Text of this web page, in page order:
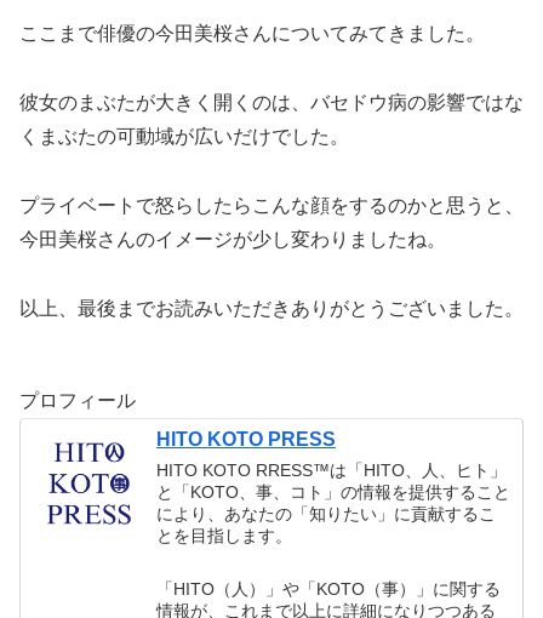
ここまで俳優の今田美桜さんについてみてきました。
彼女のまぶたが大きく開くのは、バセドウ病の影響ではな
くまぶたの可動域が広いだけでした。
プライベートで怒らしたらこんな顔をするのかと思うと、
今田美桜さんのイメージが少し変わりましたね。
以上、最後までお読みいただきありがとうございました。
プロフィール
HITO KOTO PRESS
HITO KOTO RRESS™︎は「HITO、人、ヒト」
と「KOTO、事、コト」の情報を提供すること
により、あなたの「知りたい」に貢献するこ
とを目指します。
「HITO（人）」や「KOTO（事）」に関する
情報が、これまで以上に詳細になりつつある